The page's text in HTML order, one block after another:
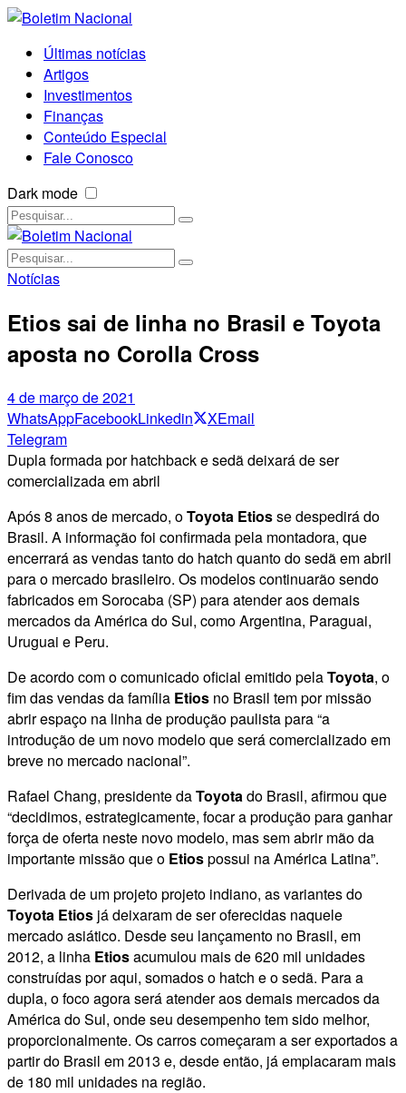
Últimas notícias
Artigos
Investimentos
Finanças
Conteúdo Especial
Fale Conosco
Dark mode
Notícias
Etios sai de linha no Brasil e Toyota
aposta no Corolla Cross
4 de março de 2021
WhatsAppFacebookLinkedin XEmail
Telegram
Dupla formada por hatchback e sedã deixará de ser
comercializada em abril
Após 8 anos de mercado, oToyota Etiosse despedirá do
Brasil. A informação foi confirmada pela montadora, que
encerrará as vendas tanto do hatch quanto do sedã em abril
para o mercado brasileiro. Os modelos continuarão sendo
fabricados em Sorocaba (SP) para atender aos demais
mercados da América do Sul, como Argentina, Paraguai,
Uruguai e Peru.
De acordo com o comunicado oficial emitido pelaToyota, o
fim das vendas da família Etios no Brasil tem por missão
abrir espaço na linha de produção paulista para “a
introdução de um novo modelo que será comercializado em
breve no mercado nacional”.
Rafael Chang, presidente daToyotado Brasil, afirmou que
“decidimos, estrategicamente, focar a produção para ganhar
força de oferta neste novo modelo, mas sem abrir mão da
importante missão que o Etiospossui na América Latina”.
Derivada de um projeto projeto indiano, as variantes do
Toyota Etios já deixaram de ser oferecidas naquele
mercado asiático. Desde seu lançamento no Brasil, em
2012, a linha Etiosacumulou mais de 620 mil unidades
construídas por aqui, somados o hatch e o sedã. Para a
dupla, o foco agora será atender aos demais mercados da
América do Sul, onde seu desempenho tem sido melhor,
proporcionalmente. Os carros começaram a ser exportados a
partir do Brasil em 2013 e, desde então, já emplacaram mais
de 180 mil unidades na região.